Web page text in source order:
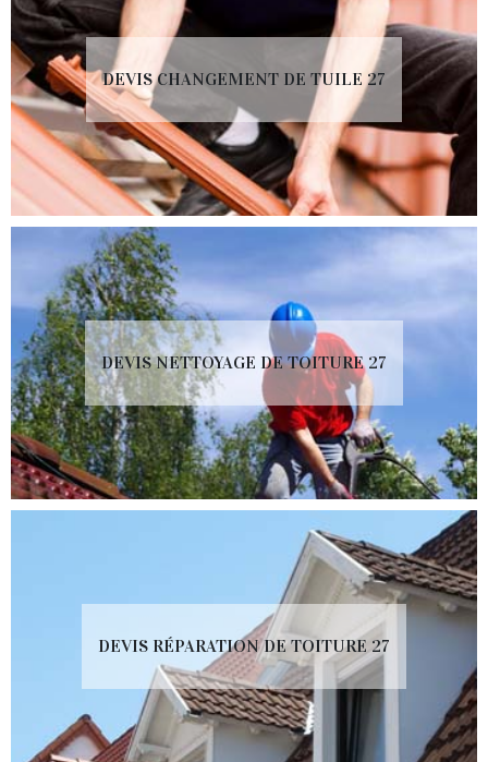
DEVIS CHANGEMENT DE TUILE 27
DEVIS NETTOYAGE DE TOITURE 27
DEVIS RÉPARATION DE TOITURE 27